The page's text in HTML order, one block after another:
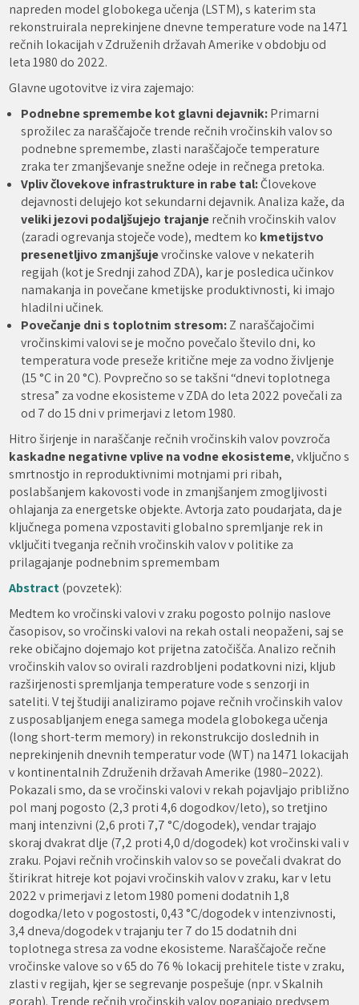
napreden model globokega učenja (LSTM), s katerim sta
rekonstruirala neprekinjene dnevne temperature vode na 1471
rečnih lokacijah v Združenih državah Amerike v obdobju od
leta 1980 do 2022.
Glavne ugotovitve iz vira zajemajo:
Podnebne spremembe kot glavni dejavnik:Primarni
sprožilec za naraščajoče trende rečnih vročinskih valov so
podnebne spremembe, zlasti naraščajoče temperature
zraka ter zmanjševanje snežne odeje in rečnega pretoka.
Vpliv človekove infrastrukture in rabe tal:Človekove
dejavnosti delujejo kot sekundarni dejavnik. Analiza kaže, da
veliki jezovi podaljšujejo trajanjerečnih vročinskih valov
(zaradi ogrevanja stoječe vode), medtem ko kmetijstvo
presenetljivo zmanjšujevročinske valove v nekaterih
regijah (kot je Srednji zahod ZDA), kar je posledica učinkov
namakanja in povečane kmetijske produktivnosti, ki imajo
hladilni učinek.
Povečanje dni s toplotnim stresom:Z naraščajočimi
vročinskimi valovi se je močno povečalo število dni, ko
temperatura vode preseže kritične meje za vodno življenje
(15 °C in 20 °C). Povprečno so se takšni “dnevi toplotnega
stresa” za vodne ekosisteme v ZDA do leta 2022 povečali za
od 7 do 15 dni v primerjavi z letom 1980.
Hitro širjenje in naraščanje rečnih vročinskih valov povzroča
kaskadne negativne vplive na vodne ekosisteme, vključno s
smrtnostjo in reproduktivnimi motnjami pri ribah,
poslabšanjem kakovosti vode in zmanjšanjem zmogljivosti
ohlajanja za energetske objekte. Avtorja zato poudarjata, da je
ključnega pomena vzpostaviti globalno spremljanje rek in
vključiti tveganja rečnih vročinskih valov v politike za
prilagajanje podnebnim spremembam
Abstract(povzetek):
Medtem ko vročinski valovi v zraku pogosto polnijo naslove
časopisov, so vročinski valovi na rekah ostali neopaženi, saj se
reke običajno dojemajo kot prijetna zatočišča. Analizo rečnih
vročinskih valov so ovirali razdrobljeni podatkovni nizi, kljub
razširjenosti spremljanja temperature vode s senzorji in
sateliti. V tej študiji analiziramo pojave rečnih vročinskih valov
z usposabljanjem enega samega modela globokega učenja
(long short-term memory) in rekonstrukcijo doslednih in
neprekinjenih dnevnih temperatur vode (WT) na 1471 lokacijah
v kontinentalnih Združenih državah Amerike (1980–2022).
Pokazali smo, da se vročinski valovi v rekah pojavljajo približno
pol manj pogosto (2,3 proti 4,6 dogodkov/leto), so tretjino
manj intenzivni (2,6 proti 7,7 °C/dogodek), vendar trajajo
skoraj dvakrat dlje (7,2 proti 4,0 d/dogodek) kot vročinski vali v
zraku. Pojavi rečnih vročinskih valov so se povečali dvakrat do
štirikrat hitreje kot pojavi vročinskih valov v zraku, kar v letu
2022 v primerjavi z letom 1980 pomeni dodatnih 1,8
dogodka/leto v pogostosti, 0,43 °C/dogodek v intenzivnosti,
3,4 dneva/dogodek v trajanju ter 7 do 15 dodatnih dni
toplotnega stresa za vodne ekosisteme. Naraščajoče rečne
vročinske valove so v 65 do 76 % lokacij prehitele tiste v zraku,
zlasti v regijah, kjer se segrevanje pospešuje (npr. v Skalnih
gorah). Trende rečnih vročinskih valov poganjajo predvsem